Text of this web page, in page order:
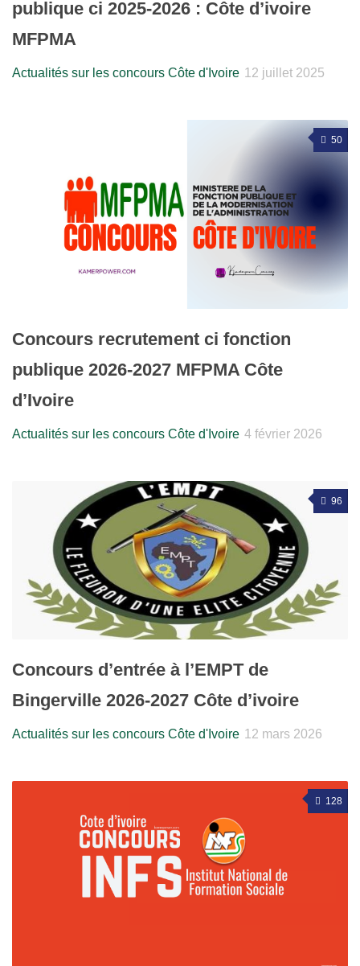
publique ci 2025-2026 : Côte d’ivoire
MFPMA
Actualités sur les concours Côte d'Ivoire 12 juillet 2025
50
Concours recrutement ci fonction
publique 2026-2027 MFPMA Côte
d’Ivoire
Actualités sur les concours Côte d'Ivoire 4 février 2026
96
Concours d’entrée à l’EMPT de
Bingerville 2026-2027 Côte d’ivoire
Actualités sur les concours Côte d'Ivoire 12 mars 2026
128